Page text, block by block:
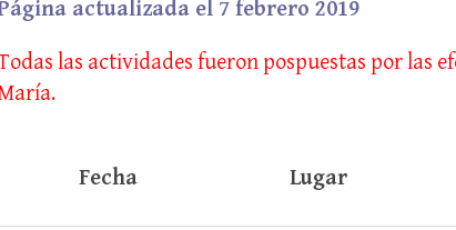
actualizada el 7 febrero 2019
las actividades fueron pospuestas por las
Fecha Lugar